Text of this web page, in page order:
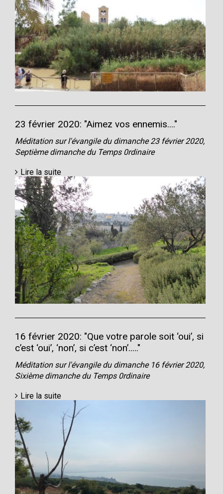
23 février 2020: "Aimez vos ennemis...."
Méditation sur l'évangile du dimanche 23 février 2020,
Septième dimanche du Temps 0rdinaire
Lire la suite
16 février 2020: "Que votre parole soit ‘oui’, si
c’est ‘oui’, ‘non’, si c’est ‘non’....."
Méditation sur l'évangile du dimanche 16 février 2020,
Sixième dimanche du Temps 0rdinaire
Lire la suite